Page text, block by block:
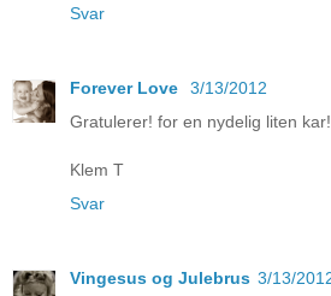
Svar
Forever Love
3/13/2012
Gratulerer! for en nydelig liten kar!
Klem T
Svar
Vingesus og Julebrus 3/13/